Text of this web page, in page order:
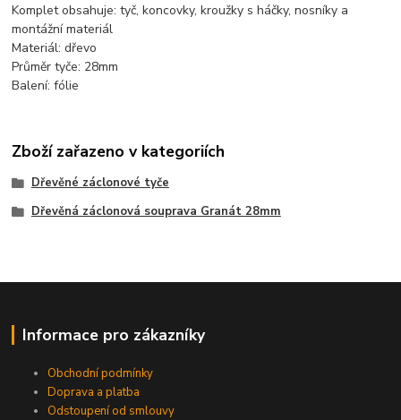
Komplet obsahuje: tyč, koncovky, kroužky s háčky, nosníky a
montážní materiál
Materiál: dřevo
Průměr tyče: 28mm
Balení: fólie
Zboží zařazeno v kategoriích
Dřevěné záclonové tyče
Dřevěná záclonová souprava Granát 28mm
Informace pro zákazníky
Obchodní podmínky
Doprava a platba
Odstoupení od smlouvy